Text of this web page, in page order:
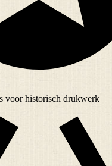
voor historisch drukwerk